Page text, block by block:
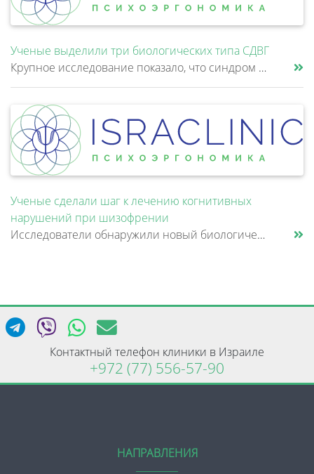
Ученые выделили три биологических типа СДВГ
Крупное исследование показало, что синдром дефицита внимания и гиперактивности (СДВГ) может включать не два, а три биоло......
Ученые сделали шаг к лечению когнитивных
нарушений при шизофрении
Исследователи обнаружили новый биологический механизм, который может быть связан с нарушением памяти и внимания при шизо......
Контактный телефон клиники в Израиле
+972 (77) 556-57-90
НАПРАВЛЕНИЯ